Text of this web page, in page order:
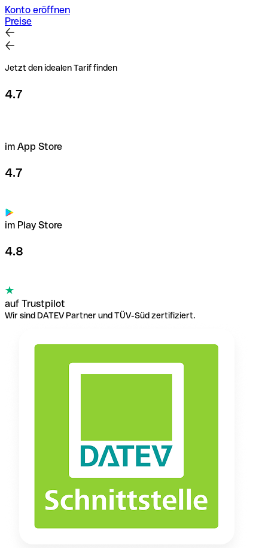
Konto eröffnen
Preise
Jetzt den idealen Tarif finden
4.7
im App Store
4.7
im Play Store
4.8
auf Trustpilot
Wir sind DATEV Partner und TÜV-Süd zertifiziert.